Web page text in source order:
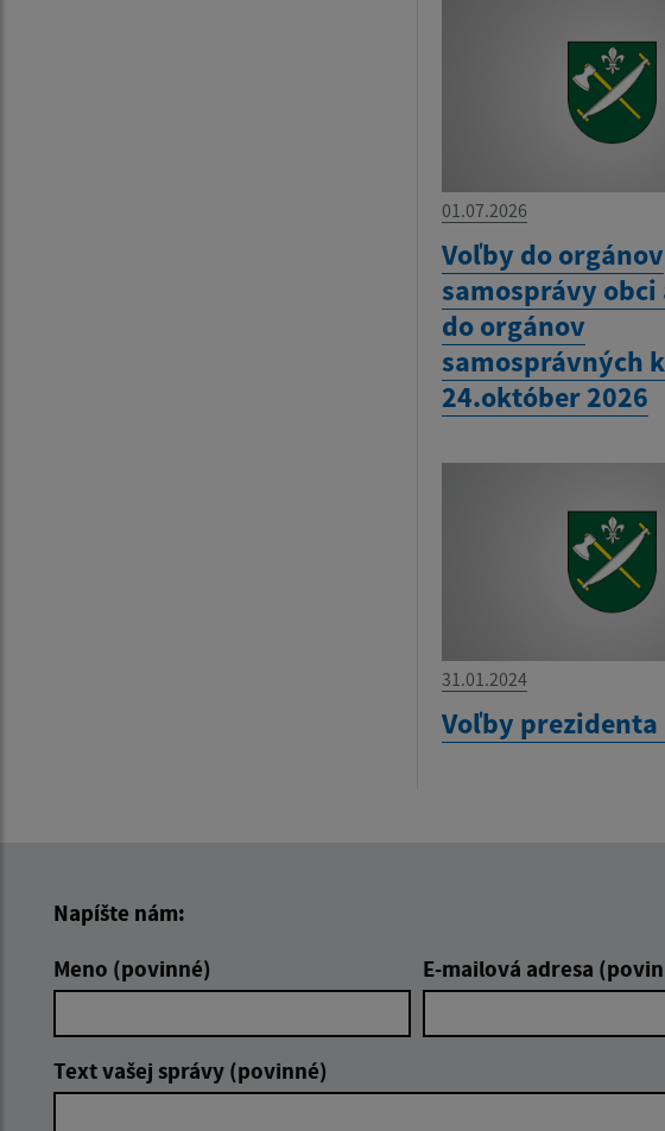
01.07.2026
Voľby do orgánov
samosprávy
do orgánov
samosprávných
24.október 2026
31.01.2024
Voľby prezidenta
Napíšte nám:
Meno (povinné)
E-mailová adresa
Text vašej správy (povinné)